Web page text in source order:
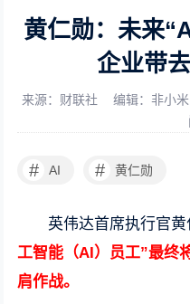
黄仁勋：未来
企业带
来源：财联社 编辑：非小米
# AI # 黄仁勋
英伟达首席执行官黄
工智能（AI）员工”最终
肩作战。